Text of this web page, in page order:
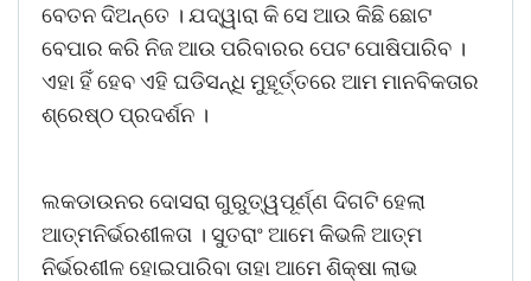
ବେତନ ଦିଅନ୍ତେ । ଯଦ୍ୱାରା କି ସେ ଆଉ କିଛି ଛୋଟ
ବେପାର କରି ନିଜ ଆଉ ପରିବାରର ପେଟ ପୋଷିପାରିବ ।
ଏହା ହିଁ ହେବ ଏହି ଘଡିସନ୍ଧି ମୁହୂର୍ତ୍ତରେ ଆମ ମାନବିକତାର
ଶ୍ରେଷ୍ଠ ପ୍ରଦର୍ଶନ ।
ଲକଡାଉନର ଦୋସରା ଗୁରୁତ୍ୱପୂର୍ଣ୍ଣ ଦିଗଟି ହେଲା
ଆତ୍ମନିର୍ଭରଶୀଳତା । ସୁତରାଂ ଆମେ କିଭଳି ଆତ୍ମ
ନିର୍ଭରଶୀଳ ହୋଇପାରିବା ତାହା ଆମେ ଶିକ୍ଷା ଲାଭ